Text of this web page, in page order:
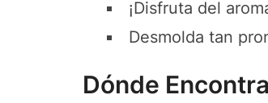
¡Disfruta del
Desmolda tan
Dónde